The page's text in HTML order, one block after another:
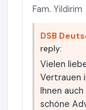
Fam. Yildirim
DSB
reply:
Vielen
Vertrauen
Ihnen
schöne